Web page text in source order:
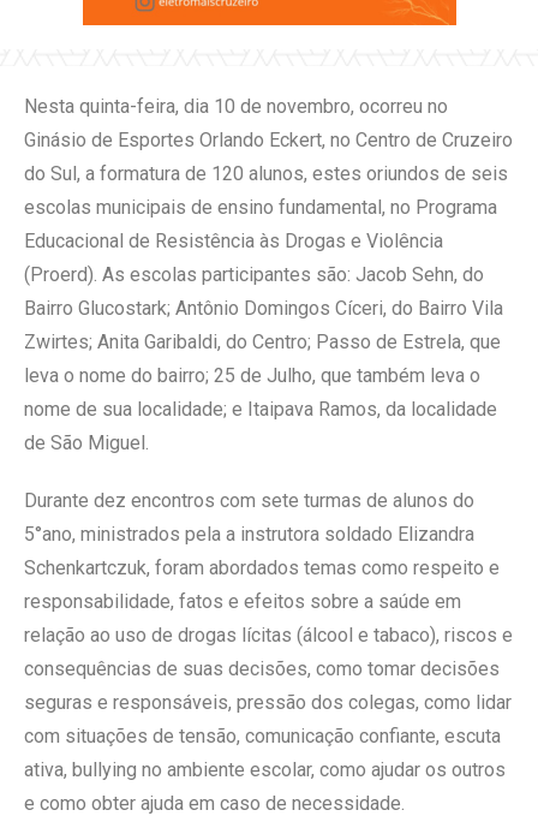
Nesta quinta-feira, dia 10 de novembro, ocorreu no
Ginásio de Esportes Orlando Eckert, no Centro de Cruzeiro
do Sul, a formatura de 120 alunos, estes oriundos de seis
escolas municipais de ensino fundamental, no Programa
Educacional de Resistência às Drogas e Violência
(Proerd). As escolas participantes são: Jacob Sehn, do
Bairro Glucostark; Antônio Domingos Cíceri, do Bairro Vila
Zwirtes; Anita Garibaldi, do Centro; Passo de Estrela, que
leva o nome do bairro; 25 de Julho, que também leva o
nome de sua localidade; e Itaipava Ramos, da localidade
de São Miguel.
Durante dez encontros com sete turmas de alunos do
5°ano, ministrados pela a instrutora soldado Elizandra
Schenkartczuk, foram abordados temas como respeito e
responsabilidade, fatos e efeitos sobre a saúde em
relação ao uso de drogas lícitas (álcool e tabaco), riscos e
consequências de suas decisões, como tomar decisões
seguras e responsáveis, pressão dos colegas, como lidar
com situações de tensão, comunicação confiante, escuta
ativa, bullying no ambiente escolar, como ajudar os outros
e como obter ajuda em caso de necessidade.